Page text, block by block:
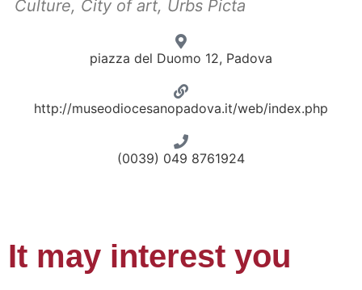
Culture, City of art, Urbs Picta
piazza del Duomo 12, Padova
http://museodiocesanopadova.it/web/index.php
(0039) 049 8761924
It may interest you